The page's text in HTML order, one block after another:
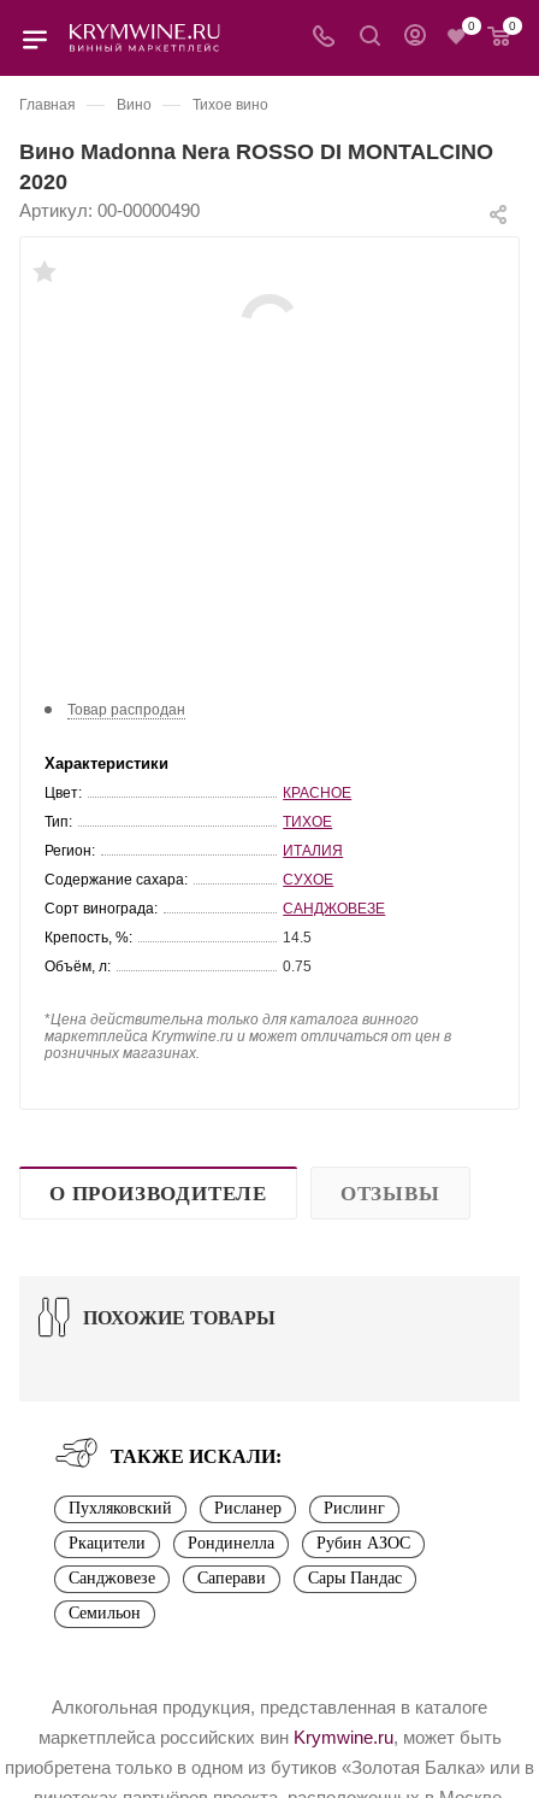
0 0
Главная — Вино — Тихое вино
Вино Madonna Nera ROSSO DI MONTALCINO
2020
Артикул: 00-00000490
Товар распродан
Характеристики
Цвет:
КРАСНОЕ
Тип:
ТИХОЕ
Регион:
ИТАЛИЯ
Содержание сахара:
СУХОЕ
Сорт винограда:
САНДЖОВЕЗЕ
Крепость, %:
14.5
Объём, л:
0.75
*Цена действительна только для каталога винного
маркетплейса Krymwine.ru и может отличаться от цен в
розничных магазинах.
О ПРОИЗВОДИТЕЛЕ ОТЗЫВЫ
ПОХОЖИЕ ТОВАРЫ
ТАКЖЕ ИСКАЛИ:
Пухляковский Рисланер
Рислинг
Ркацители
Рондинелла
Рубин АЗОС
Санджовезе
Саперави
Сары Пандас
Семильон
Алкогольная продукция, представленная в каталоге
маркетплейса российских вин Krymwine.ru, может быть
приобретена только в одном из бутиков «Золотая Балка» или в